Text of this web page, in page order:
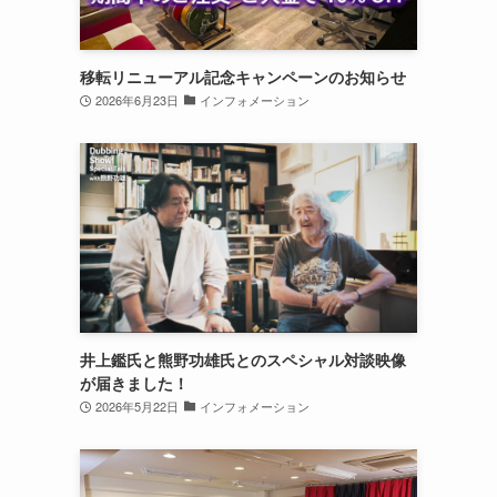
移転リニューアル記念キャンペーンのお知らせ
2026年6月23日 インフォメーション
井上鑑氏と熊野功雄氏とのスペシャル対談映像
が届きました！
2026年5月22日 インフォメーション